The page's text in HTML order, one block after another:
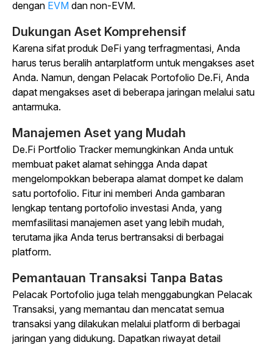
dengan EVM dan non-EVM.
Dukungan Aset Komprehensif
Karena sifat produk DeFi yang terfragmentasi, Anda
harus terus beralih antarplatform untuk mengakses aset
Anda. Namun, dengan Pelacak Portofolio De.Fi, Anda
dapat mengakses aset di beberapa jaringan melalui satu
antarmuka.
Manajemen Aset yang Mudah
De.Fi Portfolio Tracker memungkinkan Anda untuk
membuat paket alamat sehingga Anda dapat
mengelompokkan beberapa alamat dompet ke dalam
satu portofolio. Fitur ini memberi Anda gambaran
lengkap tentang portofolio investasi Anda, yang
memfasilitasi manajemen aset yang lebih mudah,
terutama jika Anda terus bertransaksi di berbagai
platform.
Pemantauan Transaksi Tanpa Batas
Pelacak Portofolio juga telah menggabungkan Pelacak
Transaksi, yang memantau dan mencatat semua
transaksi yang dilakukan melalui platform di berbagai
jaringan yang didukung. Dapatkan riwayat detail